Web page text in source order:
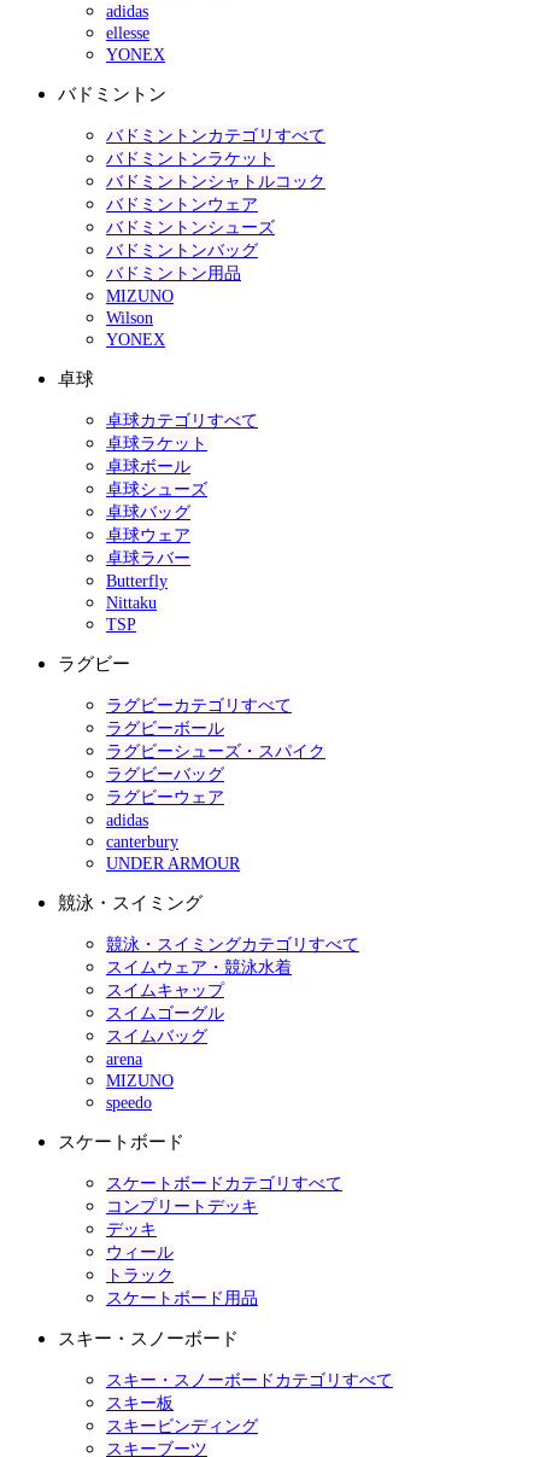
adidas
ellesse
YONEX
バドミントン
バドミントンカテゴリすべて
バドミントンラケット
バドミントンシャトルコック
バドミントンウェア
バドミントンシューズ
バドミントンバッグ
バドミントン用品
MIZUNO
Wilson
YONEX
卓球
卓球カテゴリすべて
卓球ラケット
卓球ボール
卓球シューズ
卓球バッグ
卓球ウェア
卓球ラバー
Butterfly
Nittaku
TSP
ラグビー
ラグビーカテゴリすべて
ラグビーボール
ラグビーシューズ・スパイク
ラグビーバッグ
ラグビーウェア
adidas
canterbury
UNDER ARMOUR
競泳・スイミング
競泳・スイミングカテゴリすべて
スイムウェア・競泳水着
スイムキャップ
スイムゴーグル
スイムバッグ
arena
MIZUNO
speedo
スケートボード
スケートボードカテゴリすべて
コンプリートデッキ
デッキ
ウィール
トラック
スケートボード用品
スキー・スノーボード
スキー・スノーボードカテゴリすべて
スキー板
スキービンディング
スキーブーツ